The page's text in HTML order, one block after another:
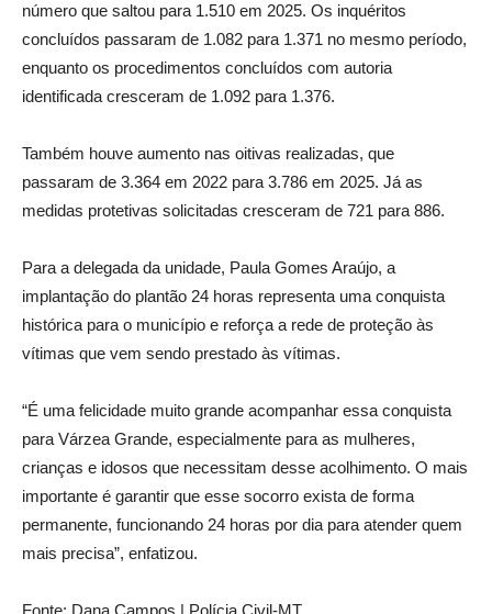
número que saltou para 1.510 em 2025. Os inquéritos
concluídos passaram de 1.082 para 1.371 no mesmo período,
enquanto os procedimentos concluídos com autoria
identificada cresceram de 1.092 para 1.376.
Também houve aumento nas oitivas realizadas, que
passaram de 3.364 em 2022 para 3.786 em 2025. Já as
medidas protetivas solicitadas cresceram de 721 para 886.
Para a delegada da unidade, Paula Gomes Araújo, a
implantação do plantão 24 horas representa uma conquista
histórica para o município e reforça a rede de proteção às
vítimas que vem sendo prestado às vítimas.
“É uma felicidade muito grande acompanhar essa conquista
para Várzea Grande, especialmente para as mulheres,
crianças e idosos que necessitam desse acolhimento. O mais
importante é garantir que esse socorro exista de forma
permanente, funcionando 24 horas por dia para atender quem
mais precisa”, enfatizou.
Fonte: Dana Campos | Polícia Civil-MT